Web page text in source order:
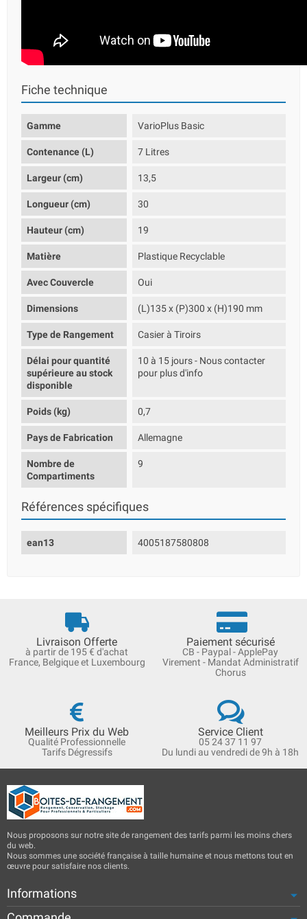
Fiche technique
Gamme VarioPlus Basic
Contenance (L) 7 Litres
Largeur (cm) 13,5
Longueur (cm) 30
Hauteur (cm) 19
Matière Plastique Recyclable
Avec Couvercle Oui
Dimensions (L)135 x (P)300 x (H)190 mm
Type de Rangement Casier à Tiroirs
Délai pour quantité
supérieure au stock
disponible
10 à 15 jours - Nous contacter
pour plus d'info
Poids (kg) 0,7
Pays de Fabrication Allemagne
Nombre de
Compartiments
9
Références spécifiques
ean13 4005187580808
Livraison Offerte
à partir de 195 € d'achat
France, Belgique et Luxembourg
Paiement sécurisé
CB - Paypal - ApplePay
Virement - Mandat Administratif
Chorus
Meilleurs Prix du Web
Qualité Professionnelle
Tarifs Dégressifs
Service Client
05 24 37 11 97
Du lundi au vendredi de 9h à 18h
Nous proposons sur notre site de rangement des tarifs parmi les moins chers
du web.
Nous sommes une société française à taille humaine et nous mettons tout en
œuvre pour satisfaire nos clients.
Informations